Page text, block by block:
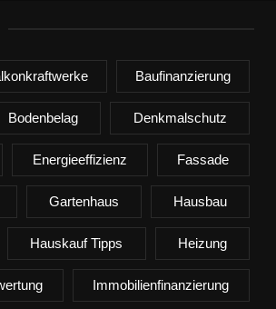
Baufinanzierung
Bodenbelag Denkmalschutz
Energieeffizienz Fassade
Gartenhaus Hausbau
Hauskauf Tipps Heizung
Immobilienfinanzierung